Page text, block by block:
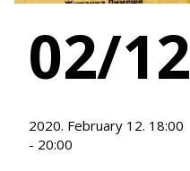
02/12
2020. February 12. 18:00
- 20:00